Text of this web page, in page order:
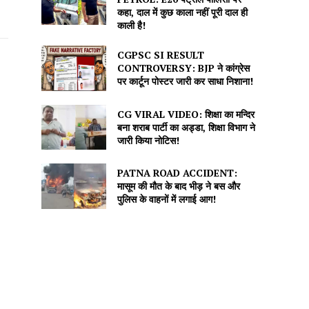
कहा, दाल में कुछ काला नहीं पूरी दाल ही
काली है!
CGPSC SI RESULT
CONTROVERSY: BJP ने कांग्रेस
पर कार्टून पोस्टर जारी कर साधा निशाना!
CG VIRAL VIDEO: शिक्षा का मन्दिर
बना शराब पार्टी का अड्डा, शिक्षा विभाग ने
जारी किया नोटिस!
PATNA ROAD ACCIDENT:
मासूम की मौत के बाद भीड़ ने बस और
पुलिस के वाहनों में लगाई आग!